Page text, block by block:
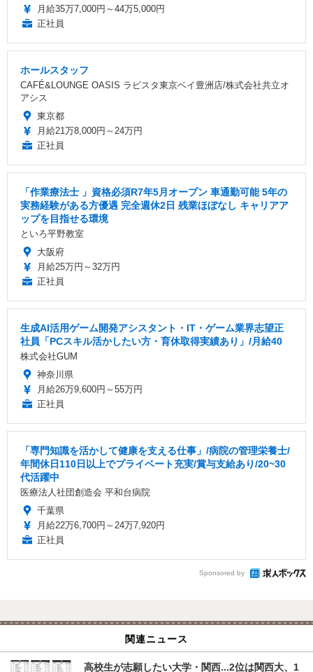
月給35万7,000円～44万5,000円
正社員
ホールスタッフ
CAFÉ&LOUNGE OASIS ラビスタ東京ベイ豊洲店/株式会社共立オ
アシス
東京都
月給21万8,000円～24万円
正社員
「作業療法士 」資格必須R7年5月オープン 車通勤可能 5年の
実務経験がある方優遇 完全週休2日 残業ほぼなし キャリアア
ップを目指せる環境
といろ平野教室
大阪府
月給25万円～32万円
正社員
生成AI活用ゲーム開発アシスタント・IT・ゲーム業界志望正
社員「PCスキル活かしたい方・育休取得実績あり」/月給40
株式会社GUM
神奈川県
月給26万9,600円～55万円
正社員
「専門知識を活かして健康を支える仕事」/病院の管理栄養士/
年間休日110日以上でプライベート充実/賞与支給あり/20~30
代活躍中
医療法人社団創造会 平和台病院
千葉県
月給22万6,700円～24万7,920円
正社員
Sponsored by
関連ニュース
高校生が志願したい大学・関西...2位は関西大、1